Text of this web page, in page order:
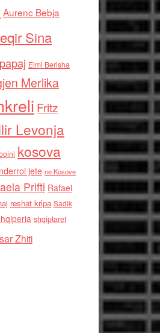
Aurenc Bebja
Sina
Elmi Berisha
Merlika
Fritz
Levonja
kosova
nderroi jete ne Kosove
Prifti Rafael
reshat kripa Sadik
shqiptaret
Zhiti